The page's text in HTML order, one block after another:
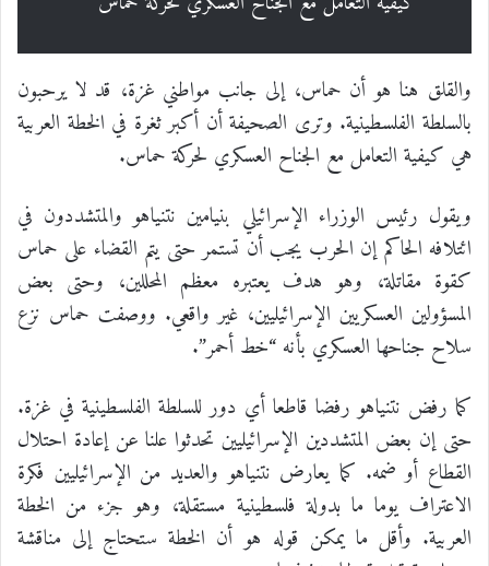
والقلق هنا هو أن حماس، إلى جانب مواطني غزة، قد لا يرحبون
بالسلطة الفلسطينية. وترى الصحيفة أن أكبر ثغرة في الخطة العربية
هي كيفية التعامل مع الجناح العسكري لحركة حماس.
ويقول رئيس الوزراء الإسرائيلي بنيامين نتنياهو والمتشددون في
ائتلافه الحاكم إن الحرب يجب أن تستمر حتى يتم القضاء على حماس
كقوة مقاتلة، وهو هدف يعتبره معظم المحللين، وحتى بعض
المسؤولين العسكريين الإسرائيليين، غير واقعي. ووصفت حماس نزع
سلاح جناحها العسكري بأنه “خط أحمر”.
كما رفض نتنياهو رفضا قاطعا أي دور للسلطة الفلسطينية في غزة.
حتى إن بعض المتشددين الإسرائيليين تحدثوا علنا عن إعادة احتلال
القطاع أو ضمه. كما يعارض نتنياهو والعديد من الإسرائيليين فكرة
الاعتراف يوما ما بدولة فلسطينية مستقلة، وهو جزء من الخطة
العربية. وأقل ما يمكن قوله هو أن الخطة ستحتاج إلى مناقشة